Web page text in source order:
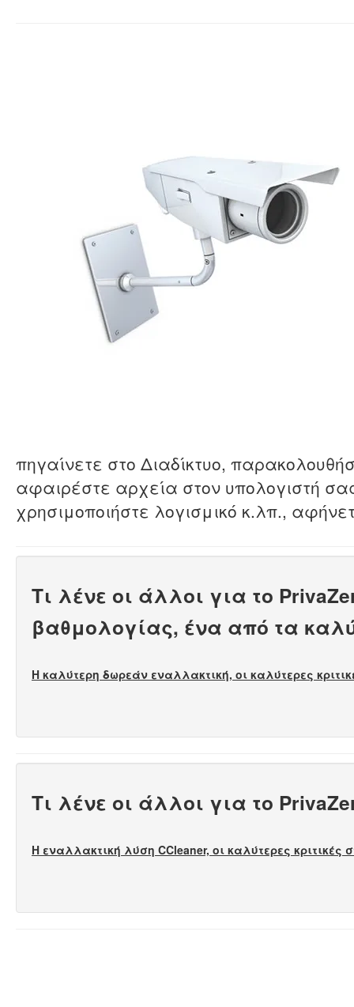
πηγαίνετε στο Διαδίκτυο,
αφαιρέστε αρχεία στον υπολογιστή
χρησιμοποιήστε λογισμικό κ.λπ.,
Τι λένε οι άλλοι για το
βαθμολογίας, ένα από τα
Η καλύτερη δωρεάν εναλλακτική, οι καλύτερες
Τι λένε οι άλλοι για το
Η εναλλακτική λύση CCleaner, οι καλύτερες κριτικές